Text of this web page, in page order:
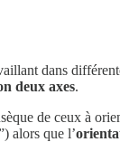
dans
deux axes.
de ceux à
alors que l’